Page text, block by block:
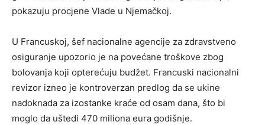
pokazuju procjene Vlade u Njemačkoj.
U Francuskoj, šef nacionalne agencije za zdravstveno
osiguranje upozorio je na povećane troškove zbog
bolovanja koji opterećuju budžet. Francuski nacionalni
revizor izneo je kontroverzan predlog da se ukine
nadoknada za izostanke kraće od osam dana, što bi
moglo da uštedi 470 miliona eura godišnje.